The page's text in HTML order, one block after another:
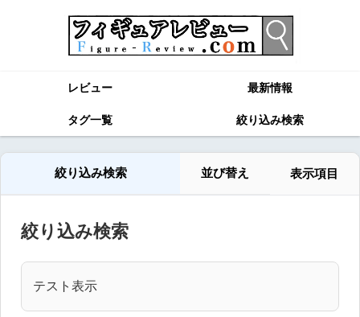
レビュー 最新情報
タグ一覧 絞り込み検索
絞り込み検索 並び替え 表示項目
絞り込み検索
テスト表示